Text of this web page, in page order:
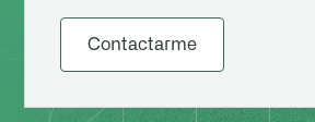
Contactarme